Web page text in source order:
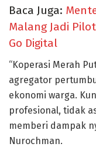
Baca Juga:
Malang Jadi
Go Digital
“Koperasi Merah
agregator
ekonomi warga.
profesional, tidak
memberi dampak
Nurochman.